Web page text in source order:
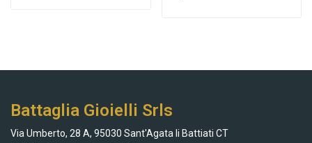
Battaglia Gioielli Srls
Via Umberto, 28 A, 95030 Sant'Agata li Battiati CT